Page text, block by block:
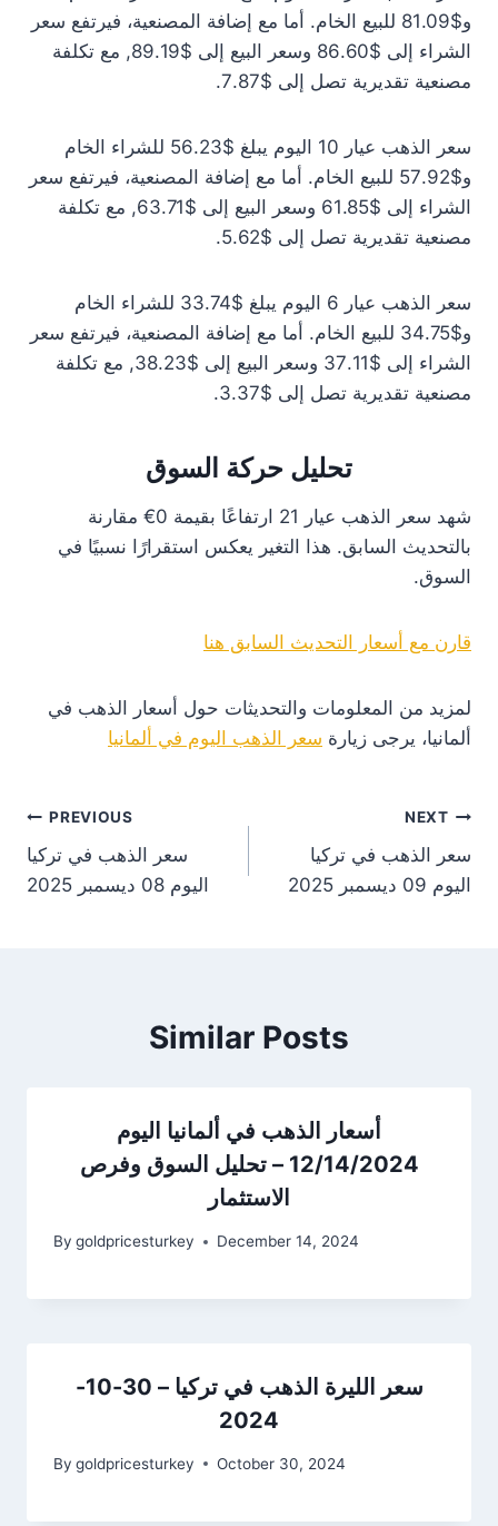
و$81.09 للبيع الخام. أما مع إضافة المصنعية، فيرتفع سعر
الشراء إلى $86.60 وسعر البيع إلى $89.19, مع تكلفة
مصنعية تقديرية تصل إلى $7.87.
سعر الذهب عيار 10 اليوم يبلغ $56.23 للشراء الخام
و$57.92 للبيع الخام. أما مع إضافة المصنعية، فيرتفع سعر
الشراء إلى $61.85 وسعر البيع إلى $63.71, مع تكلفة
مصنعية تقديرية تصل إلى $5.62.
سعر الذهب عيار 6 اليوم يبلغ $33.74 للشراء الخام
و$34.75 للبيع الخام. أما مع إضافة المصنعية، فيرتفع سعر
الشراء إلى $37.11 وسعر البيع إلى $38.23, مع تكلفة
مصنعية تقديرية تصل إلى $3.37.
تحليل حركة السوق
شهد سعر الذهب عيار 21 ارتفاعًا بقيمة 0€ مقارنة
بالتحديث السابق. هذا التغير يعكس استقرارًا نسبيًا في
السوق.
قارن مع أسعار التحديث السابق هنا
لمزيد من المعلومات والتحديثات حول أسعار الذهب في
ألمانيا، يرجى زيارة سعر الذهب اليوم في ألمانيا
PREVIOUS
سعر الذهب في تركيا
اليوم 08 ديسمبر 2025
NEXT
سعر الذهب في تركيا
اليوم 09 ديسمبر 2025
Similar Posts
أسعار الذهب في ألمانيا اليوم
12/14/2024 – تحليل السوق وفرص
الاستثمار
By goldpricesturkey December 14, 2024
سعر الليرة الذهب في تركيا – 30-10-
2024
By goldpricesturkey October 30, 2024